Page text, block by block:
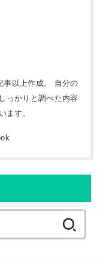
事以上作成。 自分の
っかりと調べた内容
ます。